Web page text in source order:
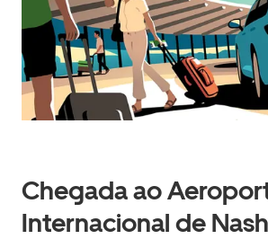
calendário
e
selecionar
uma
data.
Pressione
fechar
o
calendário.
Chegada ao
Internacional de